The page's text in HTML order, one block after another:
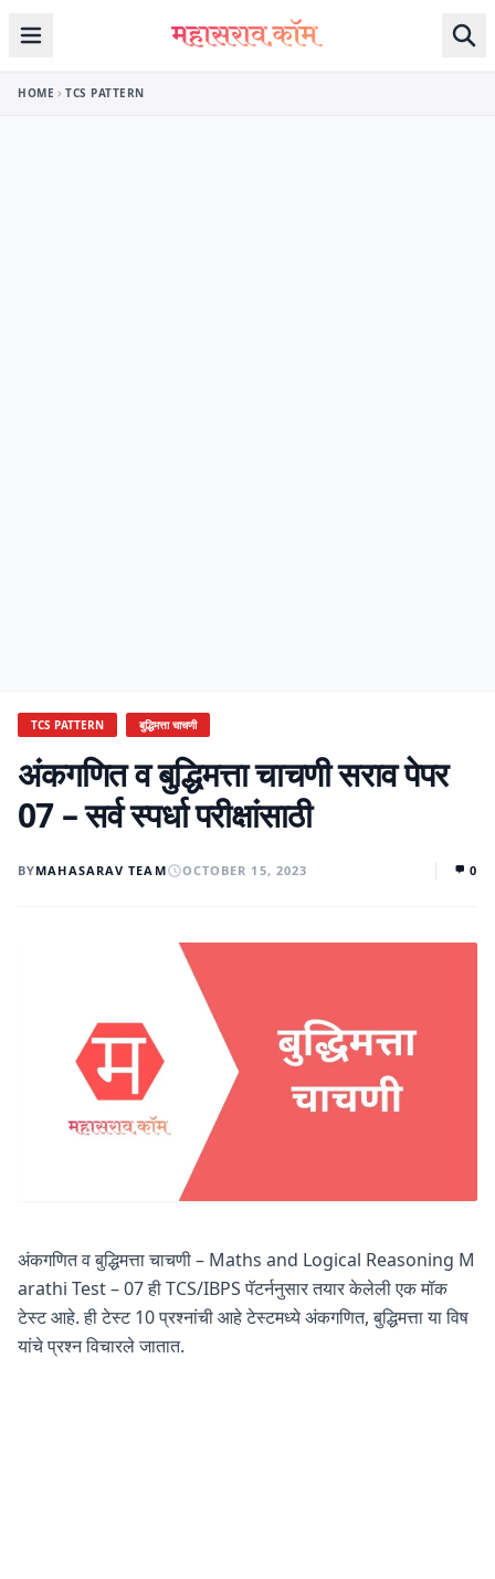
Skip to content
HOME TCS PATTERN
TCS PATTERN बुद्धिमत्ता चाचणी
अंकगणित व बुद्धिमत्ता चाचणी सराव पेपर
07 – सर्व स्पर्धा परीक्षांसाठी
BYMAHASARAV TEAM OCTOBER 15, 2023 0
अंकगणित व बुद्धिमत्ता चाचणी – Maths and Logical Reasoning M
arathi Test – 07 ही TCS/IBPS पॅटर्ननुसार तयार केलेली एक मॉक
टेस्ट आहे. ही टेस्ट 10 प्रश्नांची आहे टेस्टमध्ये अंकगणित, बुद्धिमत्ता या विष
यांचे प्रश्न विचारले जातात.